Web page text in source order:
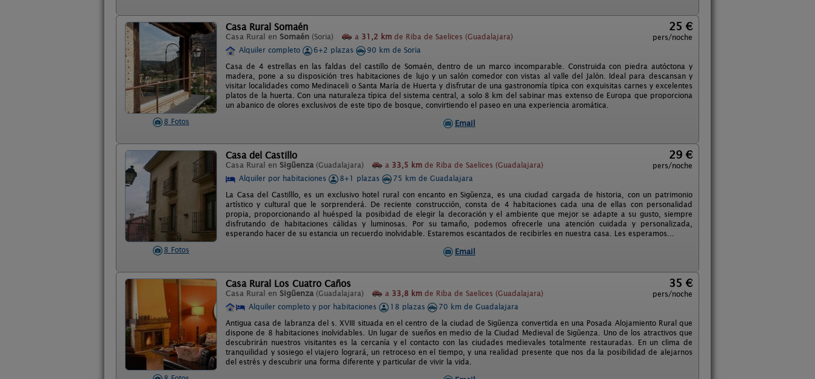
8 Fotos
Casa Rural Somaén
Casa Rural en Somaén (Soria) a 31,2 km de Riba de Saelices (Guadalajara)
25 €
pers/noche
Alquiler completo
6+2 plazas
90 km de Soria
Casa de 4 estrellas en las faldas del castillo de Somaén, dentro de un marco incomparable. Construida con piedra autóctona y
madera, pone a su disposición tres habitaciones de lujo y un salón comedor con vistas al valle del Jalón. Ideal para descansan y
visitar localidades como Medinaceli o Santa María de Huerta y disfrutar de una gastronomía típica con exquisitas carnes y excelentes
platos de la huerta. Con una naturaleza típica del sistema central, a solo 8 km del sabinar mas extenso de Europa que proporciona
un abanico de olores exclusivos de este tipo de bosque, convirtiendo el paseo en una experiencia aromática.
Email
8 Fotos
Casa del Castillo
Casa Rural en Sigüenza (Guadalajara) a 33,5 km de Riba de Saelices (Guadalajara)
29 €
pers/noche
Alquiler por habitaciones
8+1 plazas
75 km de Guadalajara
La Casa del Castilllo, es un exclusivo hotel rural con encanto en Sigüenza, es una ciudad cargada de historia, con un patrimonio
artístico y cultural que le sorprenderá. De reciente construcción, consta de 4 habitaciones cada una de ellas con personalidad
propia, proporcionando al huésped la posibidad de elegir la decoración y el ambiente que mejor se adapte a su gusto, siempre
disfrutando de habitaciones cálidas y luminosas. Por su tamaño, podemos ofrecerle una atención cuidada y personalizada,
esperando hacer de su estancia un recuerdo inolvidable. Estaremos escantados de recibirles en nuestra casa. Les esperamos...
Email
Casa Rural Los Cuatro Caños
Casa Rural en Sigüenza (Guadalajara) a 33,8 km de Riba de Saelices (Guadalajara)
35 €
pers/noche
Alquiler completo y por habitaciones
18 plazas
70 km de Guadalajara
Antigua casa de labranza del s. XVIII situada en el centro de la ciudad de Sigüenza convertida en una Posada Alojamiento Rural que
dispone de 8 habitaciones inolvidables. Un lugar de sueños en medio de la Ciudad Medieval de Sigüenza. Uno de los atractivos que
descubrirán nuestros visitantes es la cercanía y el contacto con las ciudades medievales totalmente restauradas. En un clima de
tranquilidad y sosiego el viajero logrará, un retroceso en el tiempo, y una realidad presente que nos da la posibilidad de alejarnos
del estrés y descubrir una forma diferente y particular de vivir la vida.